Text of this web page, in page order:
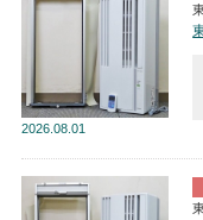
2026 08.01